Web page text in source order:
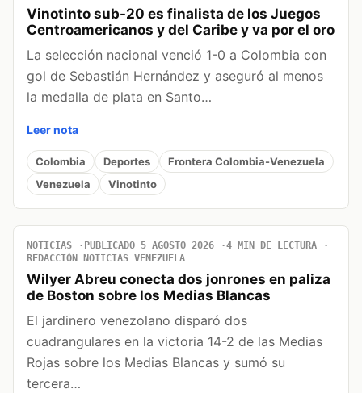
Vinotinto sub-20 es finalista de los Juegos
Centroamericanos y del Caribe y va por el oro
La selección nacional venció 1-0 a Colombia con
gol de Sebastián Hernández y aseguró al menos
la medalla de plata en Santo…
Leer nota
Colombia Deportes
Frontera Colombia-Venezuela
Venezuela
Vinotinto
NOTICIAS PUBLICADO 5 AGOSTO 2026
4 MIN DE LECTURA
REDACCIÓN NOTICIAS VENEZUELA
Wilyer Abreu conecta dos jonrones en paliza
de Boston sobre los Medias Blancas
El jardinero venezolano disparó dos
cuadrangulares en la victoria 14-2 de las Medias
Rojas sobre los Medias Blancas y sumó su
tercera…